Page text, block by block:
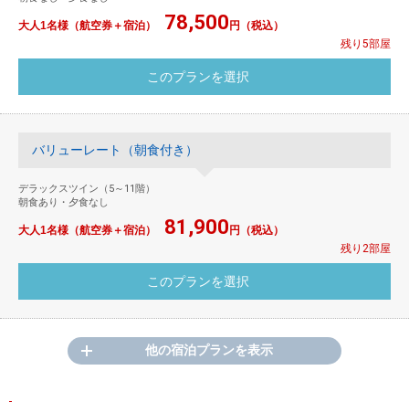
大人1名様（航空券＋宿泊） 78,500 円（税込）
残り5部屋
バリューレート（朝食付き）
デラックスツイン（5～11階）
朝食あり・夕食なし
大人1名様（航空券＋宿泊） 81,900 円（税込）
残り2部屋
他の宿泊プランを表示